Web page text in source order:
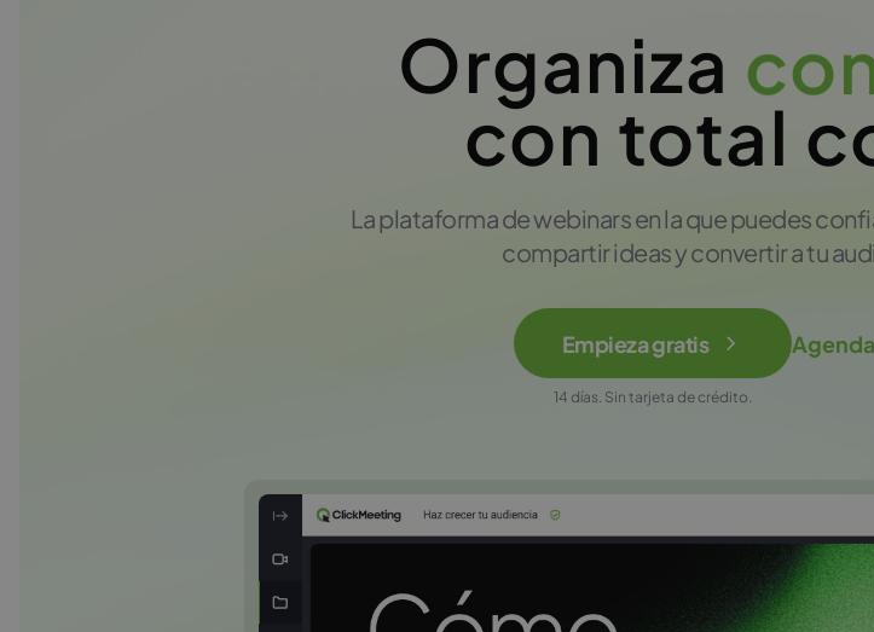
Organiza
con total
La plataforma de webinars en la que puedes
compartir ideas y convertir a tu
Empieza gratis
14 días. Sin tarjeta de crédito.